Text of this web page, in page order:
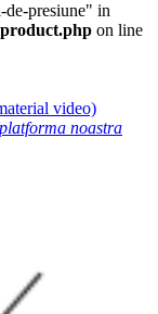
de-presiune" in
on line
video)
noastra